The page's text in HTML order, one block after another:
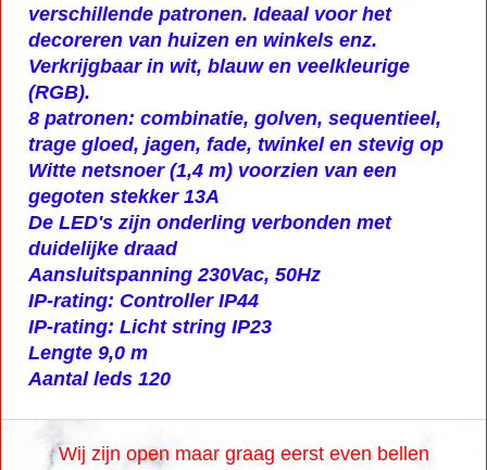
verschillende patronen. Ideaal voor het
decoreren van huizen en winkels enz.
Verkrijgbaar in wit, blauw en veelkleurige
(RGB).
8 patronen: combinatie, golven, sequentieel,
trage gloed, jagen, fade, twinkel en stevig op
Witte netsnoer (1,4 m) voorzien van een
gegoten stekker 13A
De LED's zijn onderling verbonden met
duidelijke draad
Aansluitspanning 230Vac, 50Hz
IP-rating: Controller IP44
IP-rating: Licht string IP23
Lengte 9,0 m
Aantal leds 120
Wij zijn open maar graag eerst even bellen